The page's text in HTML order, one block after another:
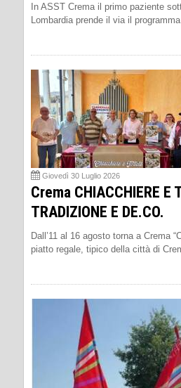
In ASST Crema il primo paziente
Lombardia prende il via il
Giovedì 30 Luglio 2026
Crema CHIACCHIERE E
TRADIZIONE E DE.CO.
Dall’11 al 16 agosto torna a Crema
piatto regale, tipico della città di